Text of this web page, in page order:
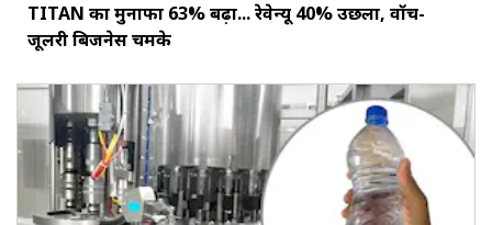
TITAN का मुनाफा 63% बढ़ा... रेवेन्यू 40% उछला, वॉच-
जूलरी बिजनेस चमके